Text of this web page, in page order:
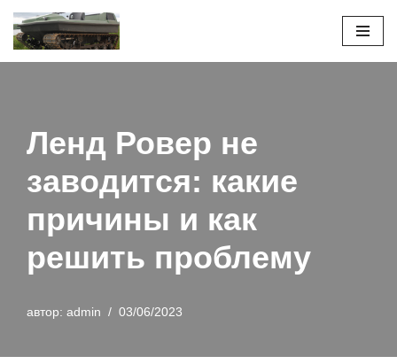
Перейти
Ленд Ровер не
заводится: какие
причины и как
решить проблему
автор: admin 03/06/2023